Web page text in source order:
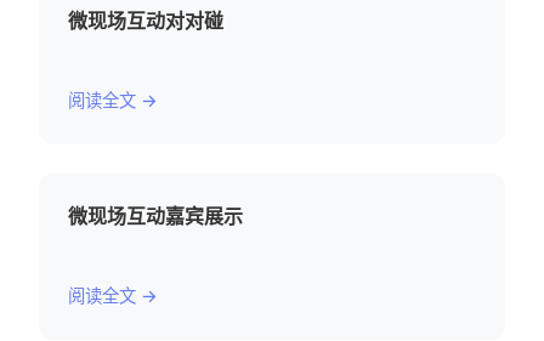
微现场互动对对碰
阅读全文 →
微现场互动嘉宾展示
阅读全文 →